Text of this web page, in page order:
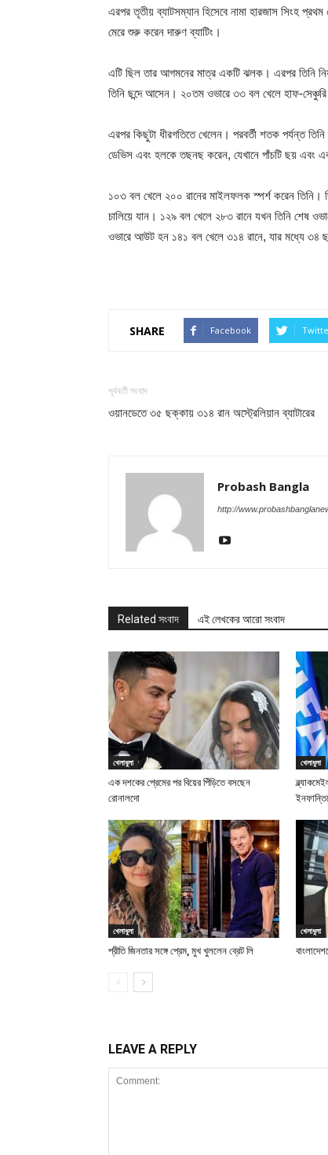
এরপর তৃতীয় ব্যাটসম্যান হিসেবে নামা হারজাস সিংহ
মেরে শুরু করেন দারুণ ব্যাটিং।
এটি ছিল তার আগমনের মাত্র একটি ঝলক। এরপর তিনি
তিনি ছন্দে আসেন। ২০তম ওভারে ৩৩ বল খেলে হাফ-সেঞ্চুরি
এরপর কিছুটা ধীরগতিতে খেলেন। পরবর্তী শতক পর্যন্ত
ডেভিস এবং হলকে তছনছ করেন, যেখানে পাঁচটি ছয় এবং
১০৩ বল খেলে ২০০ রানের মাইলফলক স্পর্শ করেন তিনি।
চালিয়ে যান। ১২৯ বল খেলে ২৮৩ রানে যখন তিনি শেষ
ওভারে আউট হন ১৪১ বল খেলে ৩১৪ রানে, যার মধ্যে ৩৪
SHARE Facebook
পূর্ববর্তী সংবাদ
ওয়ানডেতে ৩৫ ছক্কায় ৩১৪ রান অস্ট্রেলিয়ান ব্যাটারের
Probash Bangla
http://
Related সংবাদ এই লেখকের আরো সংবাদ
খেলাধুলা
এক দশকের প্রেমের পর বিয়ের পিঁড়িতে বসছেন
রোনালদো
খেলাধুলা
খেলাধুলা
প্রীতি জিনতার সঙ্গে প্রেম, মুখ খুললেন ব্রেট লি
খেলাধুলা
LEAVE A REPLY